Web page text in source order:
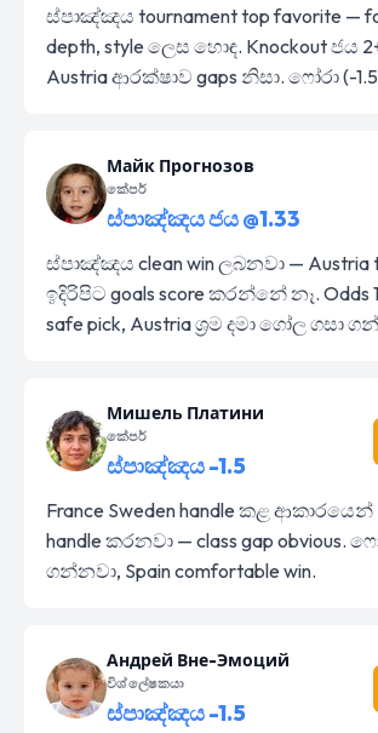
ස්පාඤ්ඤය tournament top favorite —
depth, style ලෙස හොඳ. Knockout ජය
Austria ආරක්ෂාව gaps නිසා. ෆෝරා (-
Майк Прогнозов
කේපර්
ස්පාඤ්ඤය ජය @1.33
ස්පාඤ්ඤය clean win ලබනවා — Austria
ඉදිරිපිට goals score කරන්නේ නෑ. Odds
safe pick, Austria ශ්‍රම දමා ගෝල ගසා
Мишель Платини
කේපර්
ස්පාඤ්ඤය -1.5
France Sweden handle කළ ආකාරයෙන්
handle කරනවා — class gap obvious.
ගන්නවා, Spain comfortable win.
Андрей Вне-Эмоций
විශ්ලේෂකයා
ස්පාඤ්ඤය -1.5